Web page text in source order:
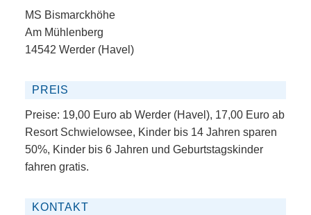
MS Bismarckhöhe
Am Mühlenberg
14542 Werder (Havel)
PREIS
Preise: 19,00 Euro ab Werder (Havel), 17,00 Euro ab
Resort Schwielowsee, Kinder bis 14 Jahren sparen
50%, Kinder bis 6 Jahren und Geburtstagskinder
fahren gratis.
KONTAKT